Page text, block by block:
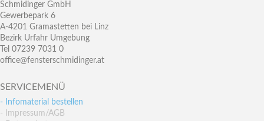
Schmidinger GmbH
Gewerbepark 6
A-4201 Gramastetten bei Linz
Bezirk Urfahr Umgebung
Tel 07239 7031 0
office@fensterschmidinger.at
SERVICEMENÜ
- Infomaterial bestellen
- Impressum/AGB